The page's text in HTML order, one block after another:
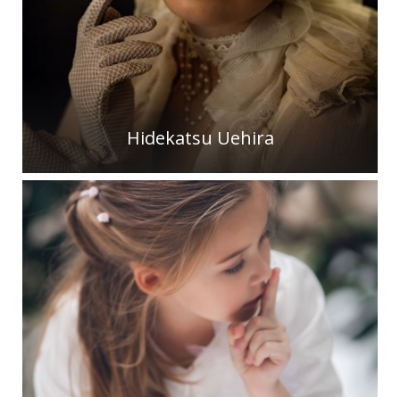
Hidekatsu Uehira